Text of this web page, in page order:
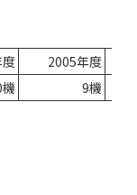
2005年度
9機